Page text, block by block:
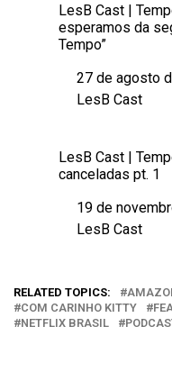
LesB Cast |
esperamos da
Tempo”
Data
27 de agosto
Em relação a
LesB Cast
LesB Cast |
canceladas pt. 1
Data19 de
Em relação a
LesB Cast
RELATED TOPICS:
COM CARINHO KITTY
NETFLIX BRASIL